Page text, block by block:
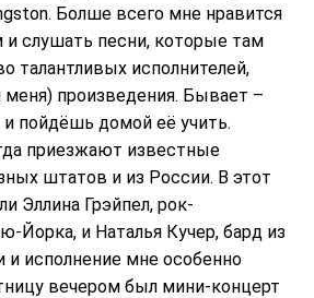
Болше всего мне нравится
и слушать песни, которые там
талантливых исполнителей,
меня) произведения. Бывает –
пойдёшь домой её учить.
приезжают известные
штатов и из России. В этот
Эллина Грэйпел, рок-
Йорка, и Наталья Кучер, бард из
исполнение мне особенно
вечером был мини-концерт